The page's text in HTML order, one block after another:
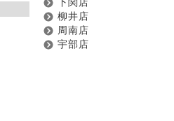
下関店
柳井店
周南店
宇部店